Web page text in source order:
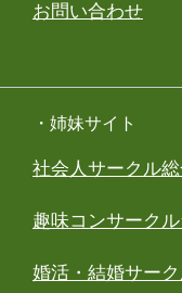
お問い合わせ
・姉妹サイト
社会人サークル
趣味コンサーク
婚活・結婚サー